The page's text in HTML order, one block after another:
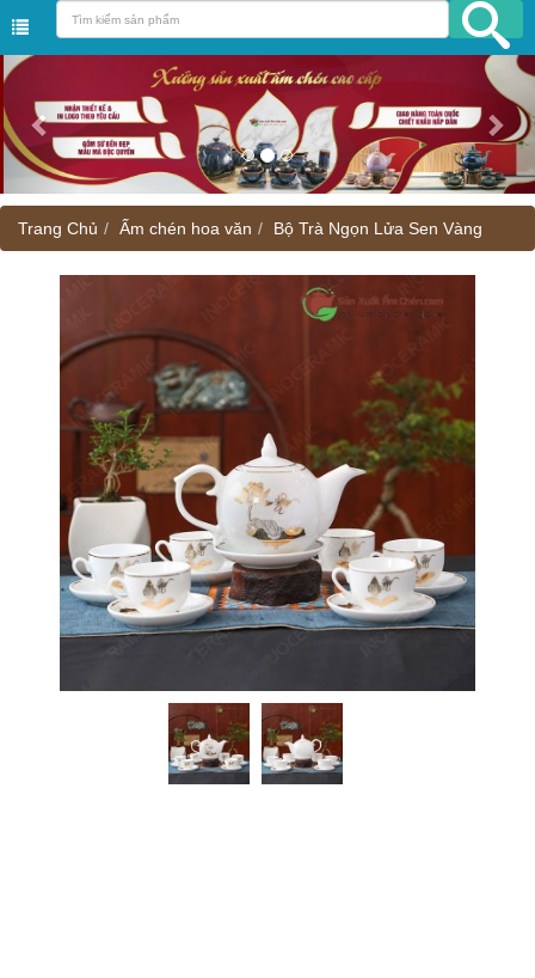
Trang Chủ Ấm chén hoa văn Bộ Trà Ngọn Lửa Sen Vàng